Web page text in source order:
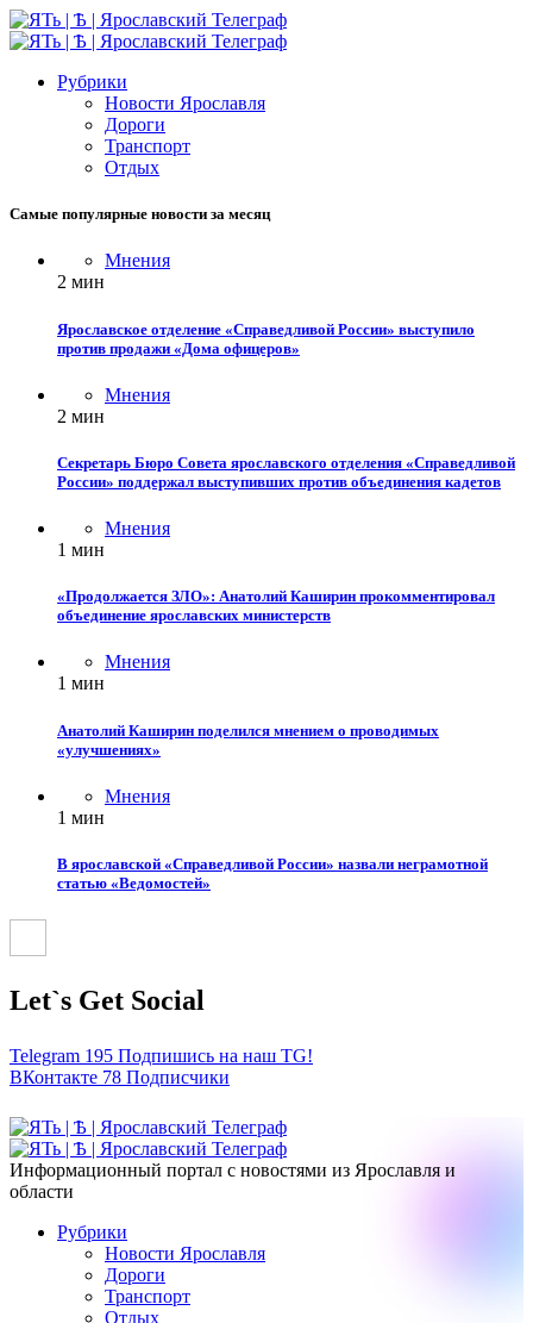
Рубрики
Новости Ярославля
Дороги
Транспорт
Отдых
Самые популярные новости за месяц
Мнения
2 мин
Ярославское отделение «Справедливой России» выступило
против продажи «Дома офицеров»
Мнения
2 мин
Секретарь Бюро Совета ярославского отделения «Справедливой
России» поддержал выступивших против объединения кадетов
Мнения
1 мин
«Продолжается ЗЛО»: Анатолий Каширин прокомментировал
объединение ярославских министерств
Мнения
1 мин
Анатолий Каширин поделился мнением о проводимых
«улучшениях»
Мнения
1 мин
В ярославской «Справедливой России» назвали неграмотной
статью «Ведомостей»
Let`s Get Social
Telegram 195 Подпишись на наш TG!
ВКонтакте 78 Подписчики
Информационный портал с новостями из Ярославля и
области
Рубрики
Новости Ярославля
Дороги
Транспорт
Отдых